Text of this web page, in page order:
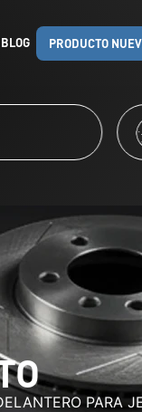
BLOG PRODUCTO
PARA